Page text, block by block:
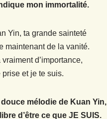
mon immortalité.
Yin, ta grande sainteté
maintenant de la vanité.
vraiment d’importance,
prise et je te suis.
douce mélodie de Kuan Yin,
d’être ce que JE SUIS.